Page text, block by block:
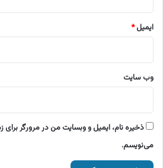
ایمیل*
وب‌ سایت
ذخیره نام، ایمیل و وبسایت من در مرورگر برای
می‌نویسم.